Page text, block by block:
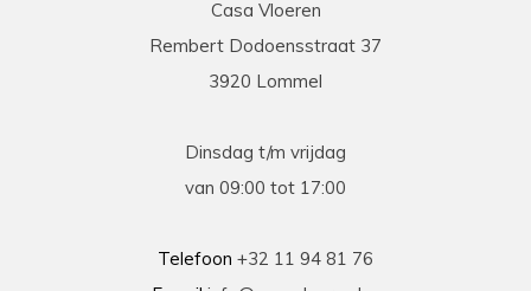
Casa Vloeren
Rembert Dodoensstraat 37
3920 Lommel
Dinsdag t/m vrijdag
van 09:00 tot 17:00
Telefoon +32 11 94 81 76